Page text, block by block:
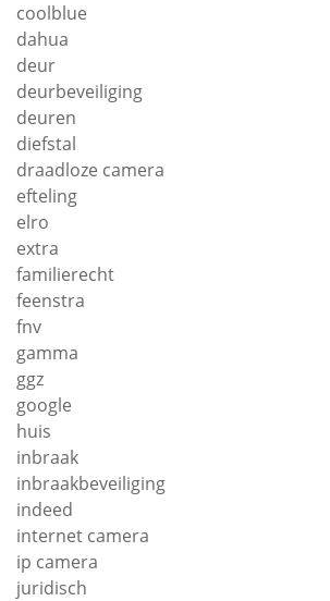
coolblue
dahua
deur
deurbeveiliging
deuren
diefstal
draadloze camera
efteling
elro
extra
familierecht
feenstra
fnv
gamma
ggz
google
huis
inbraak
inbraakbeveiliging
indeed
internet camera
ip camera
juridisch